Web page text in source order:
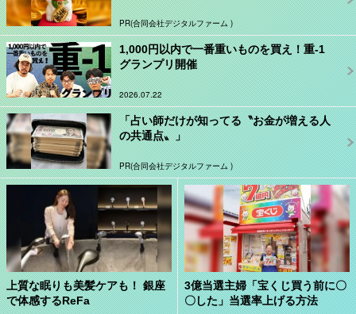
PR(合同会社デジタルファーム )
1,000円以内で一番重いものを買え！重-1
グランプリ開催
2026.07.22
「占い師だけが知ってる〝お金が増える人
の共通点〟」
PR(合同会社デジタルファーム )
上質な眠りも美髪ケアも！ 銀座
で体感するReFa
3億当選主婦「宝くじ買う前に〇
〇した」当選率上げる方法